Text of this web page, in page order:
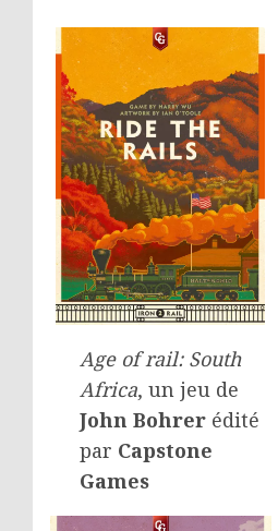
Age of rail: South
Africa, un jeu de
John Bohrer édité
par Capstone
Games